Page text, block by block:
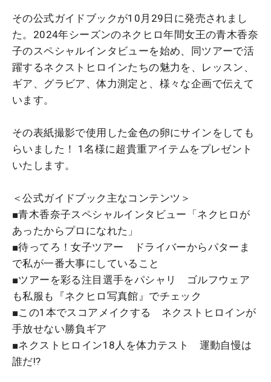
その公式ガイドブックが10月29日に発売されまし
た。2024年シーズンのネクヒロ年間女王の青木香奈
子のスペシャルインタビューを始め、同ツアーで活
躍するネクストヒロインたちの魅力を、レッスン、
ギア、グラビア、体力測定と、様々な企画で伝えて
います。
その表紙撮影で使用した金色の卵にサインをしても
らいました！ 1名様に超貴重アイテムをプレゼント
いたします。
＜公式ガイドブック主なコンテンツ＞
■青木香奈子スペシャルインタビュー「ネクヒロが
あったからプロになれた」
■待ってろ！女子ツアー ドライバーからパターま
で私が一番大事にしていること
■ツアーを彩る注目選手をパシャリ ゴルフウェア
も私服も『ネクヒロ写真館』でチェック
■この1本でスコアメイクする ネクストヒロインが
手放せない勝負ギア
■ネクストヒロイン18人を体力テスト 運動自慢は
誰だ!?